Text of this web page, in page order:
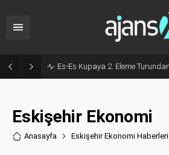
Eskişehir Ekonomi
Anasayfa Eskişehir Ekonomi Haberleri